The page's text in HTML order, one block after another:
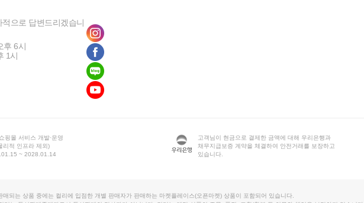
으로 답변드리겠습니
후 6시
1시
핑몰 서비스 개발·운영
리적 인프라 제외)
~ 2028.01.14
고객님이 현금으로 결제한 금액에 대해 우리은행과
채무지급보증 계약을 체결하여 안전거래를 보장하고
있습니다.
매되는 상품 중에는 컬리에 입점한 개별 판매자가 판매하는 마켓플레이스(오픈마켓) 상품이 포함되어 있습니다.